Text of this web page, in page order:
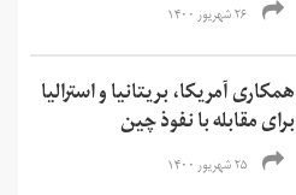
۲۶ شهریور ۱۴۰۰
همکاری آمریکا، بریتانیا و استرالیا
برای مقابله با نفوذ چین
۲۵ شهریور ۱۴۰۰